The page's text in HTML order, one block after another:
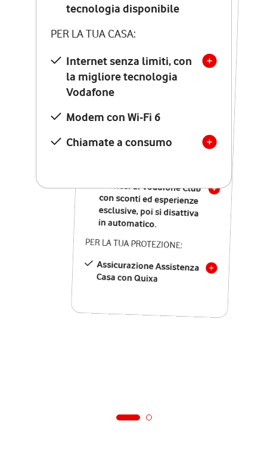
tecnologia disponibile
PER LA TUA CASA:
Internet senza limiti, con
la migliore tecnologia
Vodafone
Modem con Wi-Fi 6
Chiamate a consumo
tecnologia disponibile
PER LA TUA CASA:
Internet senza limiti, con
la migliore tecnologia
Vodafone
Modem Seven con Wi-Fi 7
Chiamate illimitate verso
numeri fissi e mobili
nazionali
12 mesi di Vodafone Club
con sconti ed esperienze
esclusive, poi si disattiva
in automatico.
PER LA TUA PROTEZIONE:
Assicurazione Assistenza
Casa con Quixa